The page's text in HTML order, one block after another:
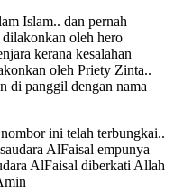
Islam.. dan pernah
oleh hero
kerana kesalahan
oleh Priety Zinta..
di panggil dengan nama
ini telah terbungkai..
AlFaisal empunya
AlFaisal diberkati Allah